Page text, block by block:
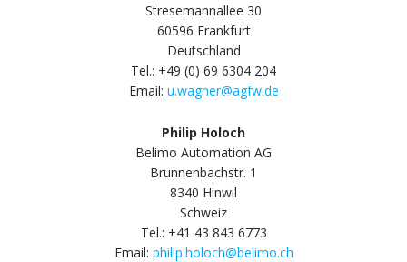
Stresemannallee 30
60596 Frankfurt
Deutschland
Tel.: +49 (0) 69 6304 204
Email: u.wagner@agfw.de
Philip Holoch
Belimo Automation AG
Brunnenbachstr. 1
8340 Hinwil
Schweiz
Tel.: +41 43 843 6773
Email: philip.holoch@belimo.ch